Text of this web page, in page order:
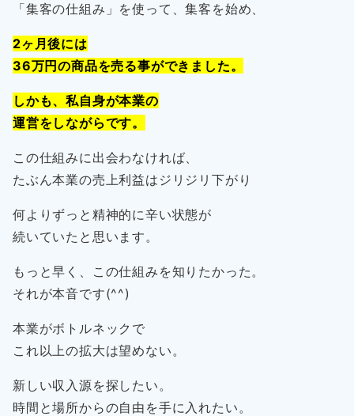
「集客の仕組み」を使って、集客を始め、
2ヶ月後には
36万円の商品を売る事ができました。
しかも、私自身が本業の
運営をしながらです。
この仕組みに出会わなければ、
たぶん本業の売上利益はジリジリ下がり
何よりずっと精神的に辛い状態が
続いていたと思います。
もっと早く、この仕組みを知りたかった。
それが本音です(^^)
本業がボトルネックで
これ以上の拡大は望めない。
新しい収入源を探したい。
時間と場所からの自由を手に入れたい。